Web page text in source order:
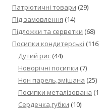
Патріотичні товари (29)
Під замовлення (14)
Підложки та серветки (68)
Посипки кондитерські
Дутий рис (44)
Новорічні посипки (7)
Нон парель,змішана (25)
Посипки металізована
Сердечка,губки (10)